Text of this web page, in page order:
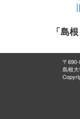
「島
〒
島根